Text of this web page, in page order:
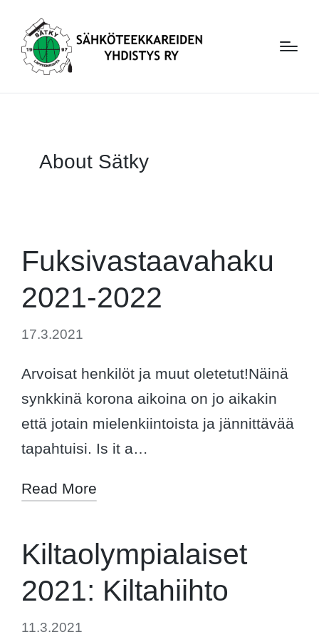
About Sätky
Fuksivastaavahaku
2021-2022
17.3.2021
Arvoisat henkilöt ja muut oletetut!Näinä
synkkinä korona aikoina on jo aikakin
että jotain mielenkiintoista ja jännittävää
tapahtuisi. Is it a…
Read More
Kiltaolympialaiset
2021: Kiltahiihto
11.3.2021